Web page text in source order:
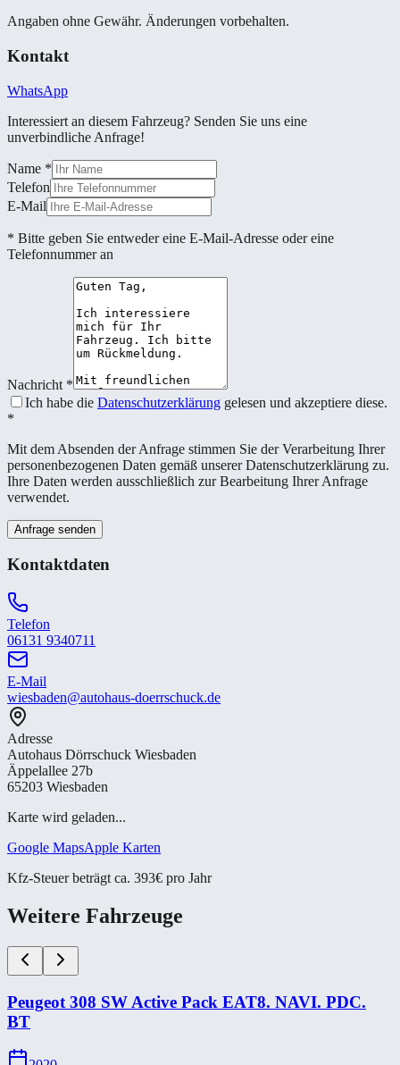
Angaben ohne Gewähr. Änderungen vorbehalten.
Kontakt
WhatsApp
Interessiert an diesem Fahrzeug? Senden Sie uns eine
unverbindliche Anfrage!
Name *
Telefon
E-Mail
* Bitte geben Sie entweder eine E-Mail-Adresse oder eine
Telefonnummer an
Nachricht *
Ich habe die Datenschutzerklärung gelesen und akzeptiere diese.
*
Mit dem Absenden der Anfrage stimmen Sie der Verarbeitung Ihrer
personenbezogenen Daten gemäß unserer Datenschutzerklärung zu.
Ihre Daten werden ausschließlich zur Bearbeitung Ihrer Anfrage
verwendet.
Anfrage senden
Kontaktdaten
Telefon
06131 9340711
E-Mail
wiesbaden@autohaus-doerrschuck.de
Adresse
Autohaus Dörrschuck Wiesbaden
Äppelallee 27b
65203 Wiesbaden
Karte wird geladen...
Google MapsApple Karten
Kfz-Steuer beträgt ca. 393€ pro Jahr
Weitere Fahrzeuge
Peugeot 308 SW Active Pack EAT8. NAVI. PDC.
BT